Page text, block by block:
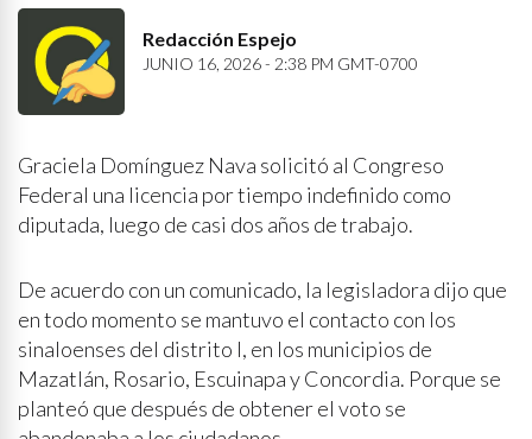
Redacción Espejo
JUNIO 16, 2026 - 2:38 PM GMT-0700
Graciela Domínguez Nava solicitó al Congreso
Federal una licencia por tiempo indefinido como
diputada, luego de casi dos años de trabajo.
De acuerdo con un comunicado, la legisladora dijo que
en todo momento se mantuvo el contacto con los
sinaloenses del distrito I, en los municipios de
Mazatlán, Rosario, Escuinapa y Concordia. Porque se
planteó que después de obtener el voto se